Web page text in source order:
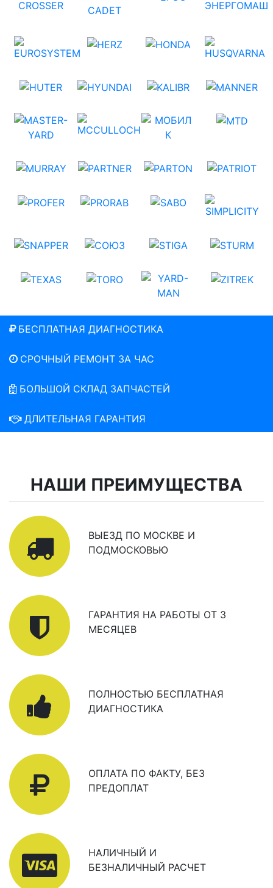
БЕСПЛАТНАЯ ДИАГНОСТИКА
СРОЧНЫЙ РЕМОНТ ЗА ЧАС
БОЛЬШОЙ СКЛАД ЗАПЧАСТЕЙ
ДЛИТЕЛЬНАЯ ГАРАНТИЯ
НАШИ ПРЕИМУЩЕСТВА
ВЫЕЗД ПО МОСКВЕ И
ПОДМОСКОВЬЮ
ГАРАНТИЯ НА РАБОТЫ ОТ 3
МЕСЯЦЕВ
ПОЛНОСТЬЮ БЕСПЛАТНАЯ
ДИАГНОСТИКА
ОПЛАТА ПО ФАКТУ, БЕЗ
ПРЕДОПЛАТ
НАЛИЧНЫЙ И
БЕЗНАЛИЧНЫЙ РАСЧЕТ